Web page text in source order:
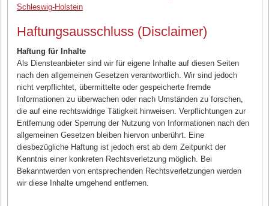
Schleswig-Holstein
Haftungsausschluss (Disclaimer)
Haftung für Inhalte
Als Diensteanbieter sind wir für eigene Inhalte auf diesen Seiten
nach den allgemeinen Gesetzen verantwortlich. Wir sind jedoch
nicht verpflichtet, übermittelte oder gespeicherte fremde
Informationen zu überwachen oder nach Umständen zu forschen,
die auf eine rechtswidrige Tätigkeit hinweisen. Verpflichtungen zur
Entfernung oder Sperrung der Nutzung von Informationen nach den
allgemeinen Gesetzen bleiben hiervon unberührt. Eine
diesbezügliche Haftung ist jedoch erst ab dem Zeitpunkt der
Kenntnis einer konkreten Rechtsverletzung möglich. Bei
Bekanntwerden von entsprechenden Rechtsverletzungen werden
wir diese Inhalte umgehend entfernen.